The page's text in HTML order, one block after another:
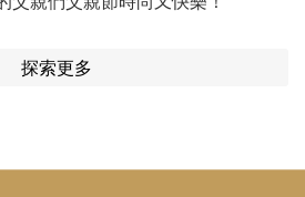
探索更多